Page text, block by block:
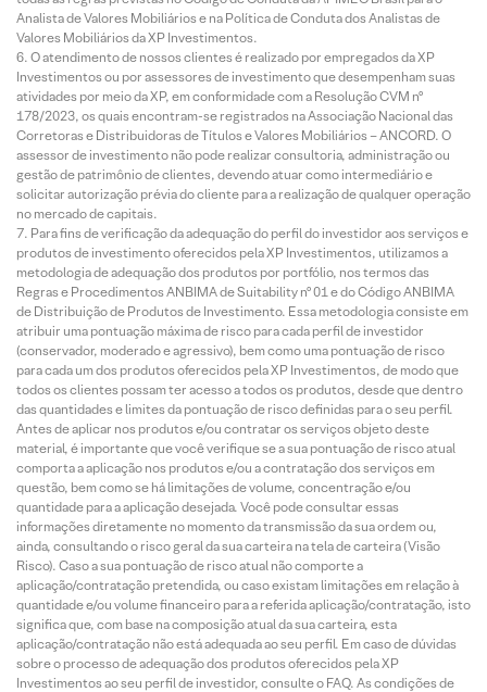
Analista de Valores Mobiliários e na Política de Conduta dos Analistas de
Valores Mobiliários da XP Investimentos.
O atendimento de nossos clientes é realizado por empregados da XP
Investimentos ou por assessores de investimento que desempenham suas
atividades por meio da XP, em conformidade com a Resolução CVM nº
178/2023, os quais encontram-se registrados na Associação Nacional das
Corretoras e Distribuidoras de Títulos e Valores Mobiliários – ANCORD. O
assessor de investimento não pode realizar consultoria, administração ou
gestão de patrimônio de clientes, devendo atuar como intermediário e
solicitar autorização prévia do cliente para a realização de qualquer operação
no mercado de capitais.
Para fins de verificação da adequação do perfil do investidor aos serviços e
produtos de investimento oferecidos pela XP Investimentos, utilizamos a
metodologia de adequação dos produtos por portfólio, nos termos das
Regras e Procedimentos ANBIMA de Suitability nº 01 e do Código ANBIMA
de Distribuição de Produtos de Investimento. Essa metodologia consiste em
atribuir uma pontuação máxima de risco para cada perfil de investidor
(conservador, moderado e agressivo), bem como uma pontuação de risco
para cada um dos produtos oferecidos pela XP Investimentos, de modo que
todos os clientes possam ter acesso a todos os produtos, desde que dentro
das quantidades e limites da pontuação de risco definidas para o seu perfil.
Antes de aplicar nos produtos e/ou contratar os serviços objeto deste
material, é importante que você verifique se a sua pontuação de risco atual
comporta a aplicação nos produtos e/ou a contratação dos serviços em
questão, bem como se há limitações de volume, concentração e/ou
quantidade para a aplicação desejada. Você pode consultar essas
informações diretamente no momento da transmissão da sua ordem ou,
ainda, consultando o risco geral da sua carteira na tela de carteira (Visão
Risco). Caso a sua pontuação de risco atual não comporte a
aplicação/contratação pretendida, ou caso existam limitações em relação à
quantidade e/ou volume financeiro para a referida aplicação/contratação, isto
significa que, com base na composição atual da sua carteira, esta
aplicação/contratação não está adequada ao seu perfil. Em caso de dúvidas
sobre o processo de adequação dos produtos oferecidos pela XP
Investimentos ao seu perfil de investidor, consulte o FAQ. As condições de